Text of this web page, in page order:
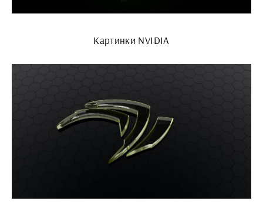
Картинки NVIDIA